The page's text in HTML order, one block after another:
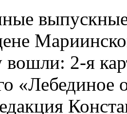
2-я
«Лебединое